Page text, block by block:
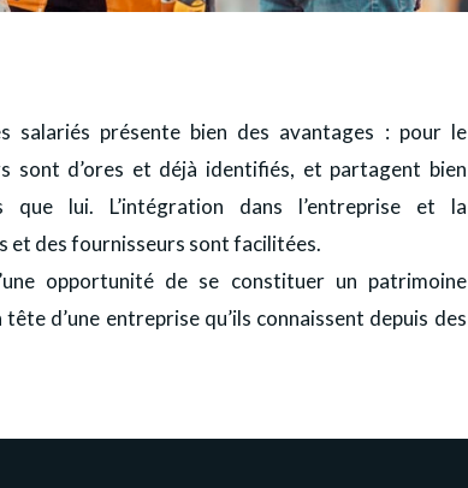
salariés présente bien des avantages : pour le
sont d’ores et déjà identifiés, et partagent bien
que lui. L’intégration dans l’entreprise et la
et des fournisseurs sont facilitées.
opportunité de se constituer un patrimoine
d’une entreprise qu’ils connaissent depuis des